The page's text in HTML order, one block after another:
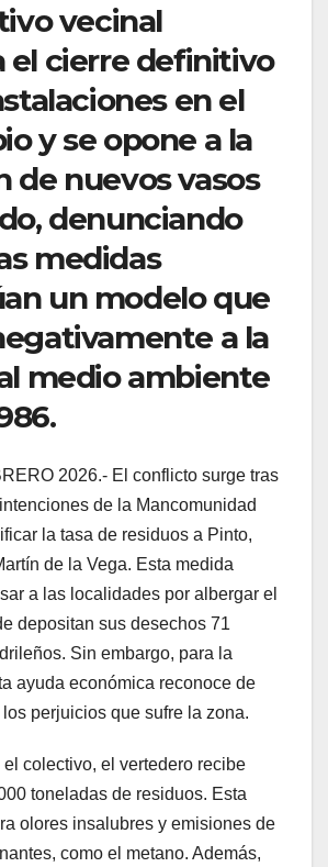
vecinal
el cierre definitivo
en el
y se opone a la
de nuevos vasos
denunciando
medidas
un modelo que
a la
medio ambiente
2026.- El conflicto surge tras
de la Mancomunidad
la tasa de residuos a Pinto,
de la Vega. Esta medida
a las localidades por albergar el
depositan sus desechos 71
Sin embargo, para la
ayuda económica reconoce de
perjuicios que sufre la zona.
colectivo, el vertedero recibe
toneladas de residuos. Esta
olores insalubres y emisiones de
como el metano. Además,